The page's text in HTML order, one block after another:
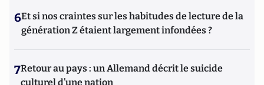
6Et si nos craintes sur les habitudes de lecture de la
génération Z étaient largement infondées ?
7Retour au pays : un Allemand décrit le suicide
culturel d’une nation